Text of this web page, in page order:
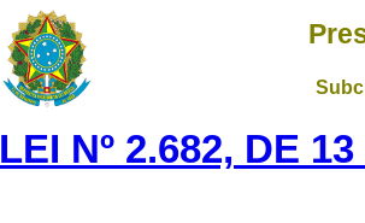
LEI Nº 2.682, DE